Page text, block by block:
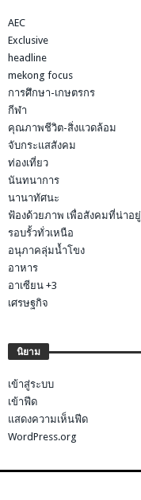
AEC
Exclusive
headline
mekong focus
การศึกษา-เกษตรกร
กีฬา
คุณภาพชีวิต-สิ่งแวดล้อม
จับกระแสสังคม
ท่องเที่ยว
นันทนาการ
นานาทัศนะ
ฟ้องด้วยภาพ เพื่อสังคมที่น่าอยู่
รอบรั้วทั่วเหนือ
อนุภาคลุ่มน้ำโขง
อาหาร
อาเซียน +3
เศรษฐกิจ
นิยาม
เข้าสู่ระบบ
เข้าฟีด
แสดงความเห็นฟีด
WordPress.org